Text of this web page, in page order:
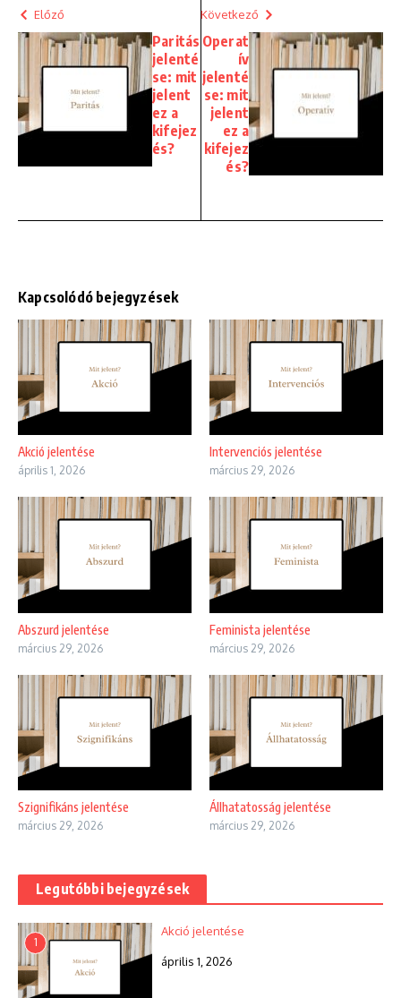
Előző
Paritás
jelenté
se: mit
jelent
ez a
kifejez
és?
Következő
Operat
ív
jelenté
se: mit
jelent
ez a
kifejez
és?
Kapcsolódó bejegyzések
Akció jelentése
április 1, 2026
Intervenciós jelentése
március 29, 2026
Abszurd jelentése
március 29, 2026
Feminista jelentése
március 29, 2026
Szignifikáns jelentése
március 29, 2026
Állhatatosság jelentése
március 29, 2026
Legutóbbi bejegyzések
1
Akció jelentése
április 1, 2026